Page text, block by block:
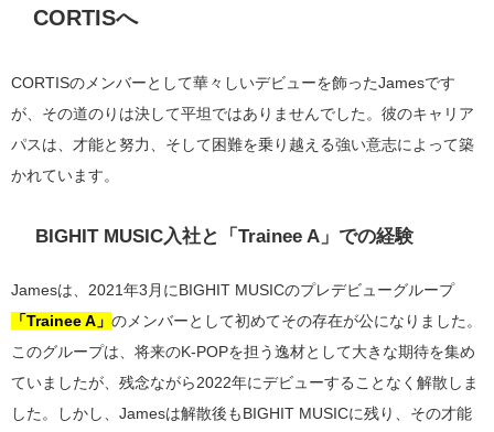
CORTISへ
CORTISのメンバーとして華々しいデビューを飾ったJamesです
が、その道のりは決して平坦ではありませんでした。彼のキャリア
パスは、才能と努力、そして困難を乗り越える強い意志によって築
かれています。
BIGHIT MUSIC入社と「Trainee A」での経験
Jamesは、2021年3月にBIGHIT MUSICのプレデビューグループ
「Trainee A」 のメンバーとして初めてその存在が公になりました。
このグループは、将来のK-POPを担う逸材として大きな期待を集め
ていましたが、残念ながら2022年にデビューすることなく解散しま
した。しかし、Jamesは解散後もBIGHIT MUSICに残り、その才能